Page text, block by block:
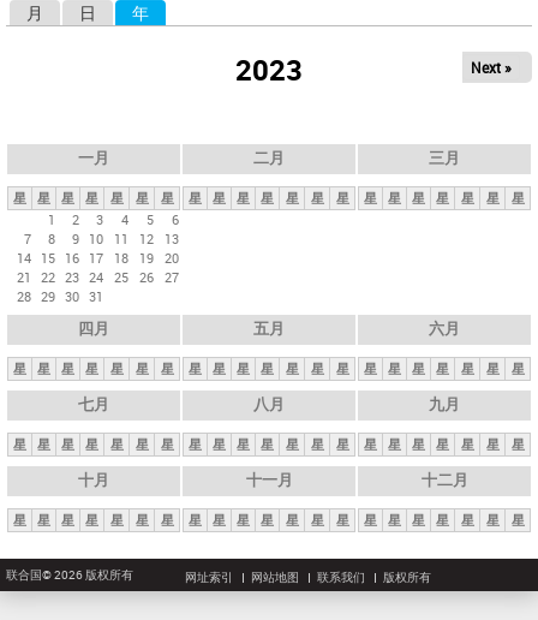
月 日 年
2023 Next »
一月
星 星 星 星 星 星
星
1
2 3 4 5
6
7
8 9 10 11 12
13
14 15 16 17 18 19 20
21
22 23 24 25 26 27
28 29 30 31
二月
星 星 星 星 星 星 星
三月
星 星 星 星 星 星 星
四月
星 星 星 星 星 星 星
五月
星 星 星 星 星 星 星
六月
星 星 星 星 星 星 星
七月
星 星 星 星 星 星 星
八月
星 星 星 星 星 星 星
九月
星 星 星 星 星 星 星
十月
星 星 星 星 星 星 星
十一月
星 星 星 星 星 星 星
十二月
星 星 星 星 星 星 星
联合国© 2026 版权所有 网址索引 网站地图 联系我们 版权所有